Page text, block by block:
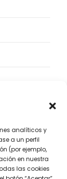
analíticos y
a un perfil
(por ejemplo,
en nuestra
las cookies